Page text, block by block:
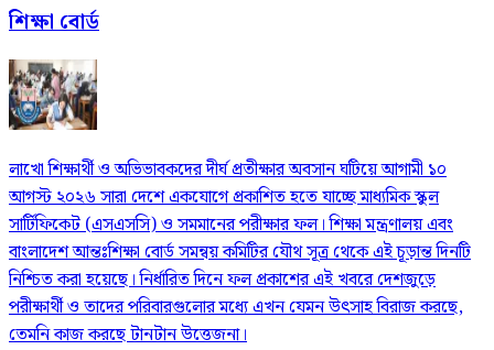
শিক্ষা বোর্ড
লাখো শিক্ষার্থী ও অভিভাবকদের দীর্ঘ প্রতীক্ষার অবসান ঘটিয়ে আগামী ১০
আগস্ট ২০২৬ সারা দেশে একযোগে প্রকাশিত হতে যাচ্ছে মাধ্যমিক স্কুল
সার্টিফিকেট (এসএসসি) ও সমমানের পরীক্ষার ফল। শিক্ষা মন্ত্রণালয় এবং
বাংলাদেশ আন্তঃশিক্ষা বোর্ড সমন্বয় কমিটির যৌথ সূত্র থেকে এই চূড়ান্ত দিনটি
নিশ্চিত করা হয়েছে। নির্ধারিত দিনে ফল প্রকাশের এই খবরে দেশজুড়ে
পরীক্ষার্থী ও তাদের পরিবারগুলোর মধ্যে এখন যেমন উৎসাহ বিরাজ করছে,
তেমনি কাজ করছে টানটান উত্তেজনা।